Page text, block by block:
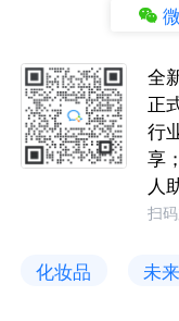
全
正
行
享
人
扫
化妆品 未